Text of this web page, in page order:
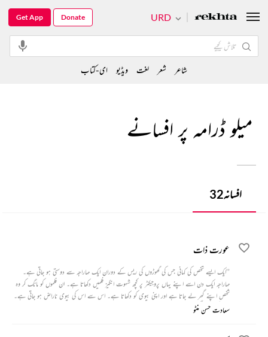
میلو ڈرامہ پر افسانے
افسانہ32
عورت ذات
’’ایک ایسے شخص کی کہانی جس کی گھوڑوں کی ریس کے دوران ایک مہاراجہ سے دوستی ہو جاتی ہے۔
مہاراجہ ایک دن اسے اپنے یہاں پروجیکٹر پر کچھ شہوت انگیز فلمیں دکھاتا ہے۔ ان فلموں کو مانگ کر وہ
شخص اپنے گھر لے جاتا ہے اور اپنی بیوی کو دکھاتا ہے۔ اس سے اس کی بیوی ناراض ہو جاتی ہے۔
سعادت حسن منٹو
URD
Get App Donate
شاعر شعر لغت ویڈیو ای-کتاب